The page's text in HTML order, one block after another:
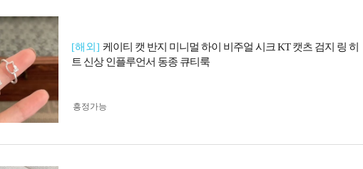
[해외] 케이티 캣 반지 미니멀 하이 비주얼 시크 KT 캣츠 검지 링 히
트 신상 인플루언서 동종 큐티룩
흥정가능